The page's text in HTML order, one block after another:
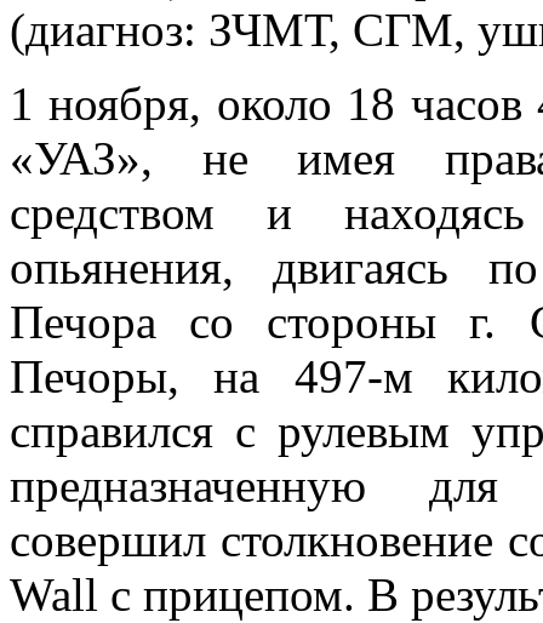
(диагноз: ЗЧМТ, СГМ,
1 ноября, около 18
«УАЗ», не имея
средством и
опьянения, двигаясь
Печора со стороны г.
Печоры, на 497-м
справился с рулевым
предназначенную
совершил столкновение
Wall с прицепом. В